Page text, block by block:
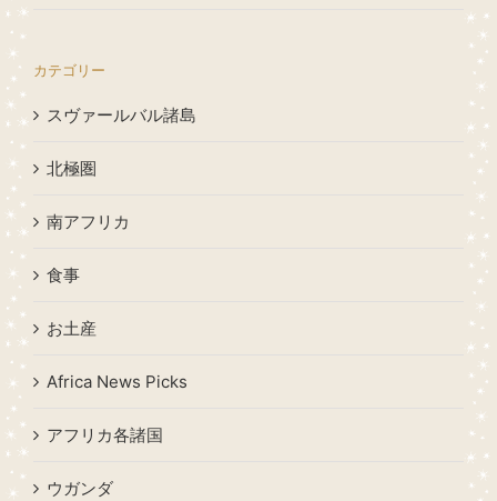
カテゴリー
スヴァールバル諸島
北極圏
南アフリカ
食事
お土産
Africa News Picks
アフリカ各諸国
ウガンダ